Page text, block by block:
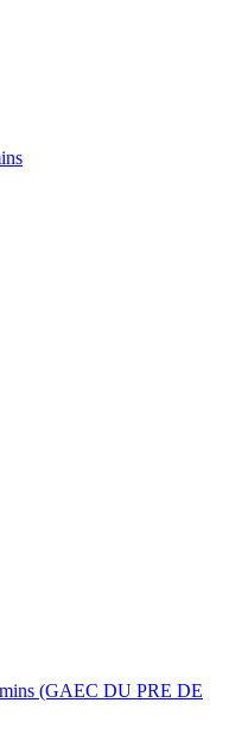
(GAEC DU PRE DE